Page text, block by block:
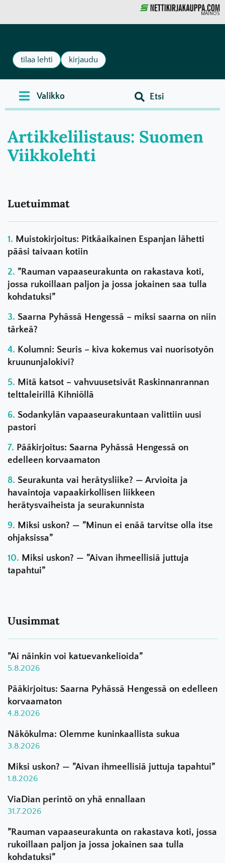
MAINOS
tilaa lehti kirjaudu
Artikkelilistaus: Suomen
Viikkolehti
Luetuimmat
Muistokirjoitus: Pitkäaikainen Espanjan lähetti
pääsi taivaan kotiin
”Rauman vapaaseurakunta on rakastava koti,
jossa rukoillaan paljon ja jossa jokainen saa tulla
kohdatuksi”
Saarna Pyhässä Hengessä – miksi saarna on niin
tärkeä?
Kolumni: Seuris – kiva kokemus vai nuorisotyön
kruununjalokivi?
Mitä katsot – vahvuusetsivät Raskinnanrannan
telttaleirillä Kihniöllä
Sodankylän vapaaseurakuntaan valittiin uusi
pastori
Pääkirjoitus: Saarna Pyhässä Hengessä on
edelleen korvaamaton
Seurakunta vai herätysliike? — Arvioita ja
havaintoja vapaakirkollisen liikkeen
herätysvaiheista ja seurakunnista
Miksi uskon? — ”Minun ei enää tarvitse olla itse
ohjaksissa”
Miksi uskon? — ”Aivan ihmeellisiä juttuja
tapahtui”
Uusimmat
”Ai näinkin voi katuevankelioida”
5.8.2026
Pääkirjoitus: Saarna Pyhässä Hengessä on edelleen
korvaamaton
4.8.2026
Näkökulma: Olemme kuninkaallista sukua
3.8.2026
Miksi uskon? — ”Aivan ihmeellisiä juttuja tapahtui”
1.8.2026
ViaDian perintö on yhä ennallaan
31.7.2026
”Rauman vapaaseurakunta on rakastava koti, jossa
rukoillaan paljon ja jossa jokainen saa tulla
kohdatuksi”